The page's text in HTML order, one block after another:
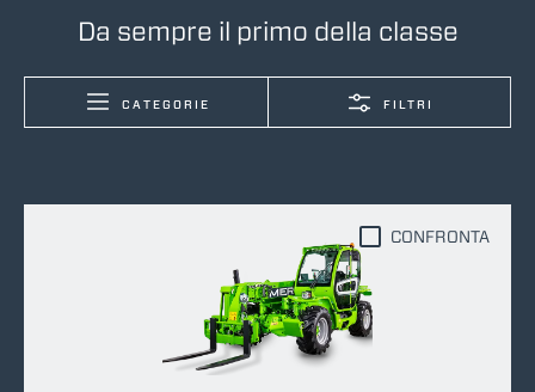
Da sempre il primo della classe
CATEGORIE FILTRI
CONFRONTA